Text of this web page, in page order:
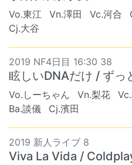
Vo.東江 Vn.澤田 Vc.河合
Cj.大谷
2019 NF4日目 16:30 38
眩しいDNAだけ / ずっ
Vo.しーちゃん Vn.梨花
Ba.談儀
Cj.濱田
2019 新人ライブ 8
Viva La Vida /